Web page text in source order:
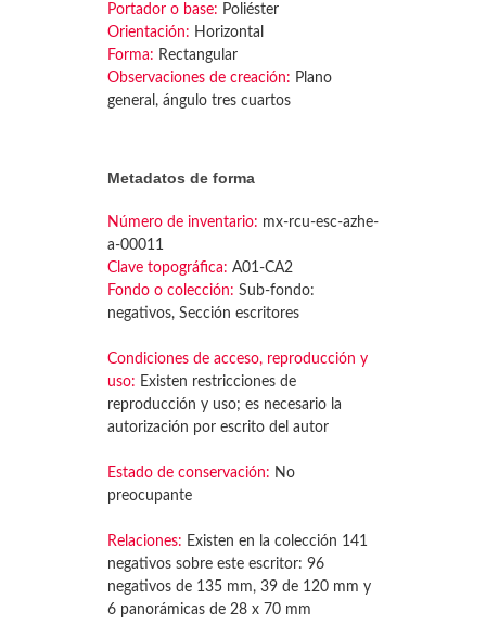
Portador o base: Poliéster
Orientación: Horizontal
Forma: Rectangular
Observaciones de creación: Plano
general, ángulo tres cuartos
Metadatos de forma
Número de inventario: mx-rcu-esc-azhe-
a-00011
Clave topográfica: A01-CA2
Fondo o colección: Sub-fondo:
negativos, Sección escritores
Condiciones de acceso, reproducción y
uso: Existen restricciones de
reproducción y uso; es necesario la
autorización por escrito del autor
Estado de conservación: No
preocupante
Relaciones: Existen en la colección 141
negativos sobre este escritor: 96
negativos de 135 mm, 39 de 120 mm y
6 panorámicas de 28 x 70 mm